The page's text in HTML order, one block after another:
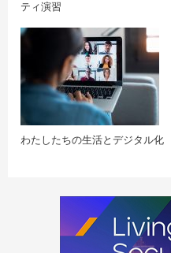
ティ演習
わたしたちの生活とデジタル化